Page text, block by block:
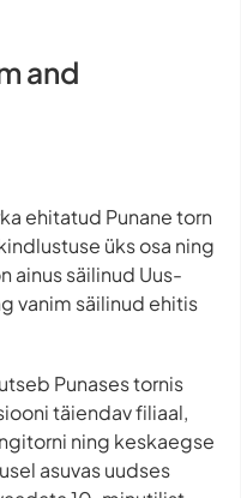
and
ehitatud Punane torn
üks osa ning
ainus säilinud Uus-
vanim säilinud ehitis
Punases tornis
täiendav filiaal,
ning keskaegse
asuvas uudses